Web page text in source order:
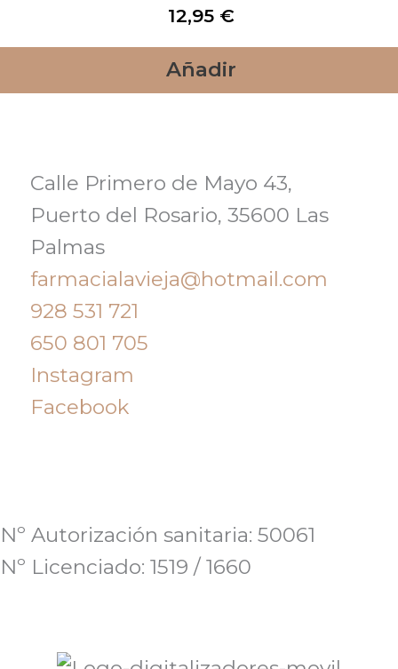
12,95 €
Añadir
Calle Primero de Mayo 43,
Puerto del Rosario, 35600 Las
Palmas
farmacialavieja@hotmail.com
928 531 721
650 801 705
Instagram
Facebook
Nº Autorización sanitaria: 50061
Nº Licenciado: 1519 / 1660